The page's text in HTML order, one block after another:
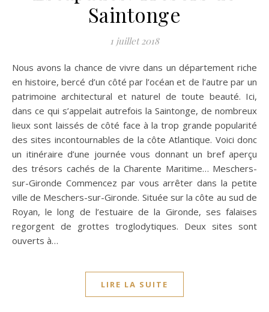
Saintonge
1 juillet 2018
Nous avons la chance de vivre dans un département riche
en histoire, bercé d’un côté par l’océan et de l’autre par un
patrimoine architectural et naturel de toute beauté. Ici,
dans ce qui s’appelait autrefois la Saintonge, de nombreux
lieux sont laissés de côté face à la trop grande popularité
des sites incontournables de la côte Atlantique. Voici donc
un itinéraire d’une journée vous donnant un bref aperçu
des trésors cachés de la Charente Maritime… Meschers-
sur-Gironde Commencez par vous arrêter dans la petite
ville de Meschers-sur-Gironde. Située sur la côte au sud de
Royan, le long de l’estuaire de la Gironde, ses falaises
regorgent de grottes troglodytiques. Deux sites sont
ouverts à…
LIRE LA SUITE